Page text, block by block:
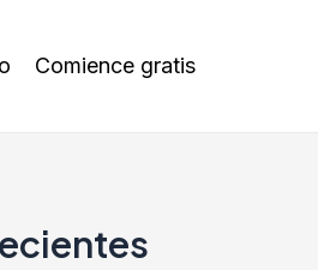
Comience gratis